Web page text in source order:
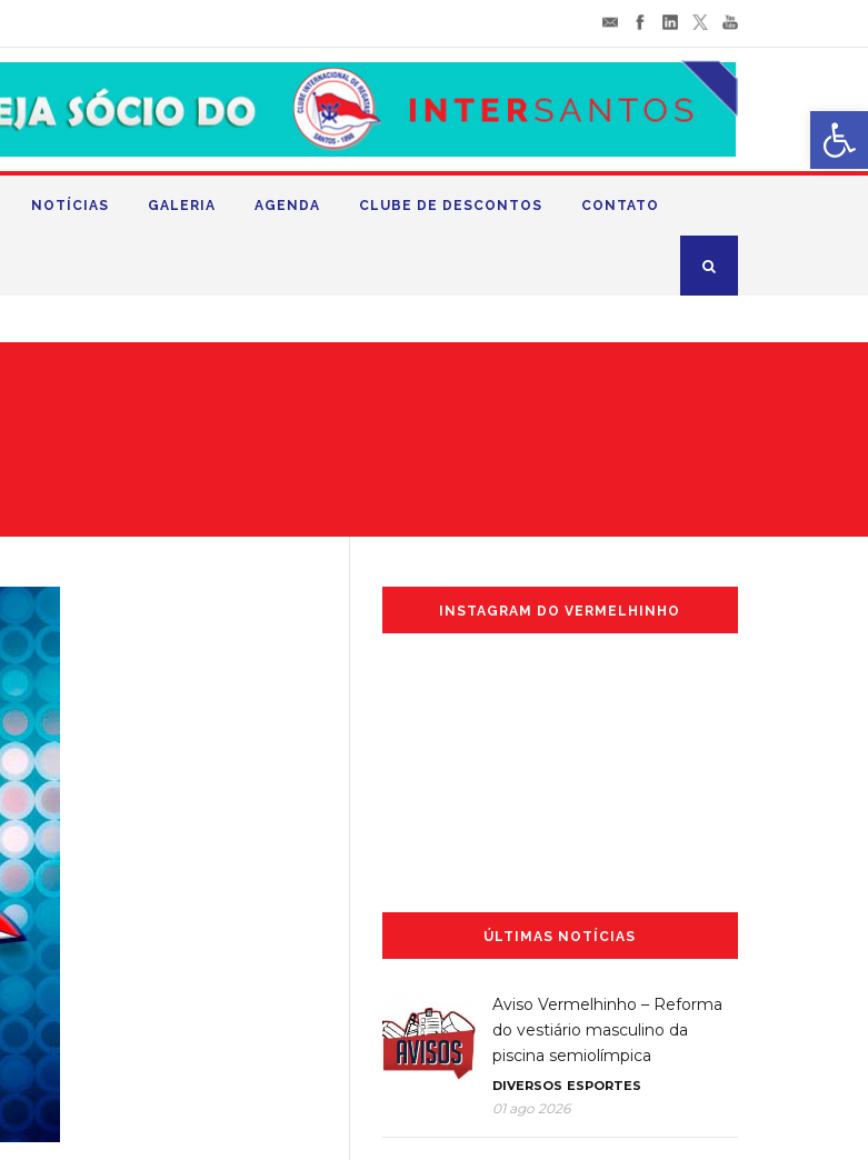
NOTÍCIAS GALERIA AGENDA CLUBE DE DESCONTOS CONTATO
INSTAGRAM DO VERMELHINHO
ÚLTIMAS NOTÍCIAS
Aviso Vermelhinho – Reforma
do vestiário masculino da
piscina semiolímpica
DIVERSOS ESPORTES
01 ago 2026
Abrir